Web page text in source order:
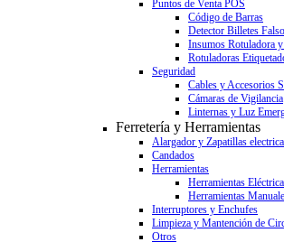
Puntos de Venta POS
Código de Barras
Detector Billetes
Insumos Rotuladora
Rotuladoras
Seguridad
Cables y Accesorios
Cámaras de Vigilancia
Linternas y Luz
Ferretería y Herramientas
Alargador y Zapatillas
Candados
Herramientas
Herramientas
Herramientas
Interruptores y Enchufes
Limpieza y Mantención de
Otros